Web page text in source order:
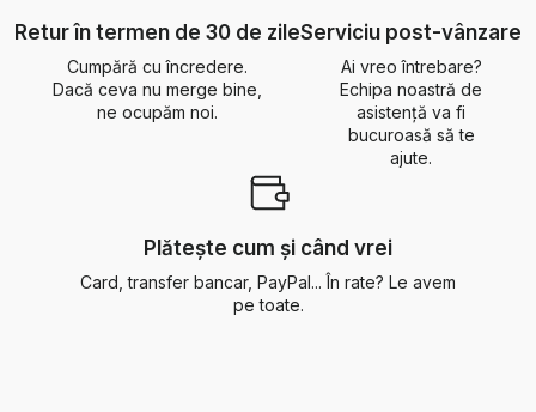
Retur în termen de 30 de zile
Cumpără cu încredere.
Dacă ceva nu merge bine,
ne ocupăm noi.
Serviciu post-vânzare
Ai vreo întrebare?
Echipa noastră de
asistență va fi
bucuroasă să te
ajute.
Plătește cum și când vrei
Card, transfer bancar, PayPal... În rate? Le avem
pe toate.